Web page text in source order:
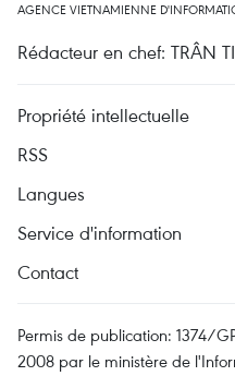
AGENCE VIETNAMIENNE
Rédacteur en chef: TRÂN
Propriété intellectuelle
RSS
Langues
Service d'information
Contact
Permis de publication: 1374/
2008 par le ministère de